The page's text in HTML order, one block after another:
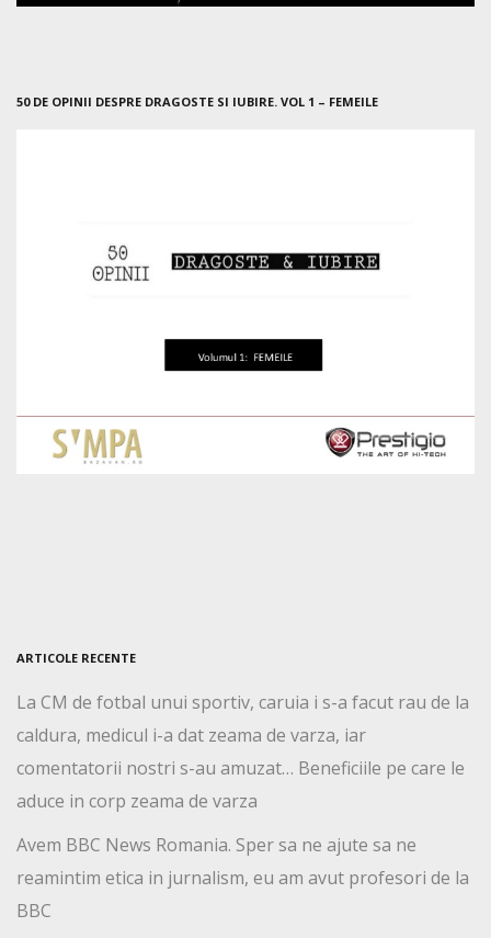
50 DE OPINII DESPRE DRAGOSTE SI IUBIRE. VOL 1 – FEMEILE
ARTICOLE RECENTE
La CM de fotbal unui sportiv, caruia i s-a facut rau de la
caldura, medicul i-a dat zeama de varza, iar
comentatorii nostri s-au amuzat… Beneficiile pe care le
aduce in corp zeama de varza
Avem BBC News Romania. Sper sa ne ajute sa ne
reamintim etica in jurnalism, eu am avut profesori de la
BBC